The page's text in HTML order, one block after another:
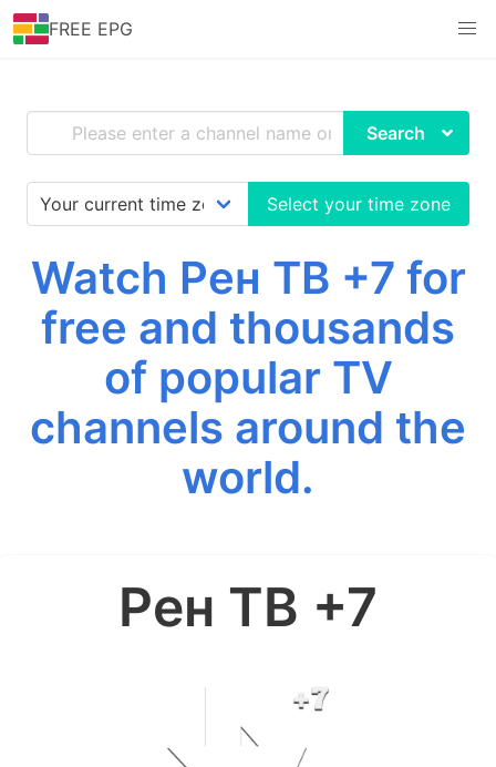
FREE EPG
Search
Select your time zone
Watch Рен ТВ +7 for
free and thousands
of popular TV
channels around the
world.
Рен ТВ +7